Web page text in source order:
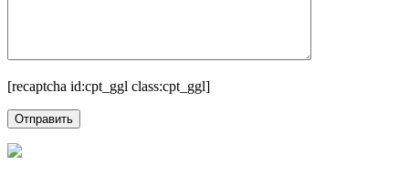
[recaptcha id:cpt_ggl class:cpt_ggl]